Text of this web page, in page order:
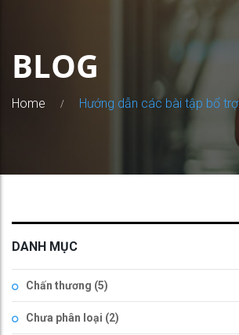
BLOG
Home Hướng dẫn các bài tập bổ trợ
DANH MỤC
Chấn thương (5)
Chưa phân loại (2)